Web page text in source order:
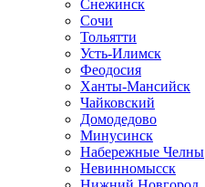
Снежинск
Сочи
Тольятти
Усть-Илимск
Феодосия
Ханты-Мансийск
Чайковский
Домодедово
Минусинск
Набережные Челны
Невинномысск